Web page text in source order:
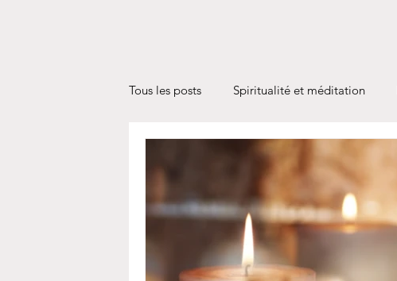
Tous les posts Spiritualité et méditation
addiction